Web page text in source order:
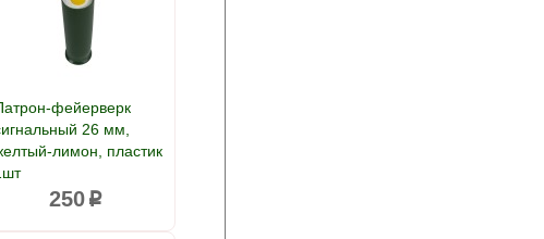
фейерверк
26 мм,
лимон, пластик
250 p